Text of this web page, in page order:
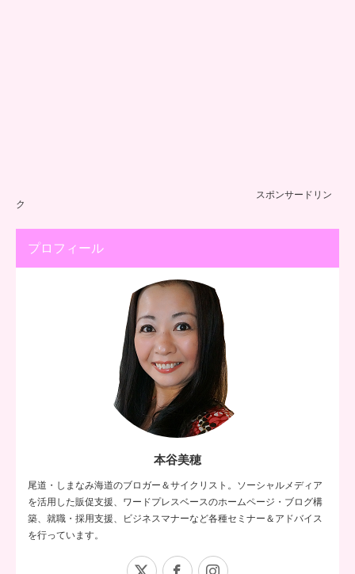
スポンサードリン
ク
プロフィール
本谷美穂
尾道・しまなみ海道のブロガー＆サイクリスト。ソーシャルメディア
を活用した販促支援、ワードプレスベースのホームページ・ブログ構
築、就職・採用支援、ビジネスマナーなど各種セミナー＆アドバイス
を行っています。
Facebook